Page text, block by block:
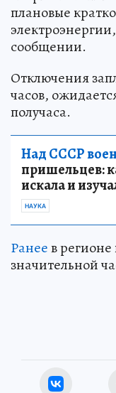
плановые
сообщении.
Отключения
часов,
получаса.
Над СССР
пришельцев:
искала и
НАУКА
Ранеев
значительной